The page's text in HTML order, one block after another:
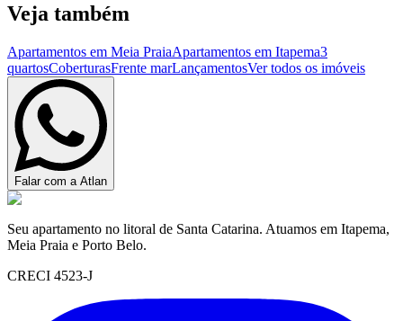
Veja também
Apartamentos em Meia PraiaApartamentos em Itapema3
quartosCoberturasFrente marLançamentosVer todos os imóveis
Falar com a Atlan
Seu apartamento no litoral de Santa Catarina. Atuamos em Itapema,
Meia Praia e Porto Belo.
CRECI 4523-J